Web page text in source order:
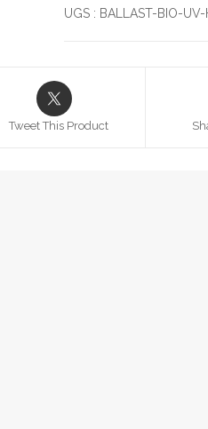
UGS : BALLAST-BIO-
Tweet This Product